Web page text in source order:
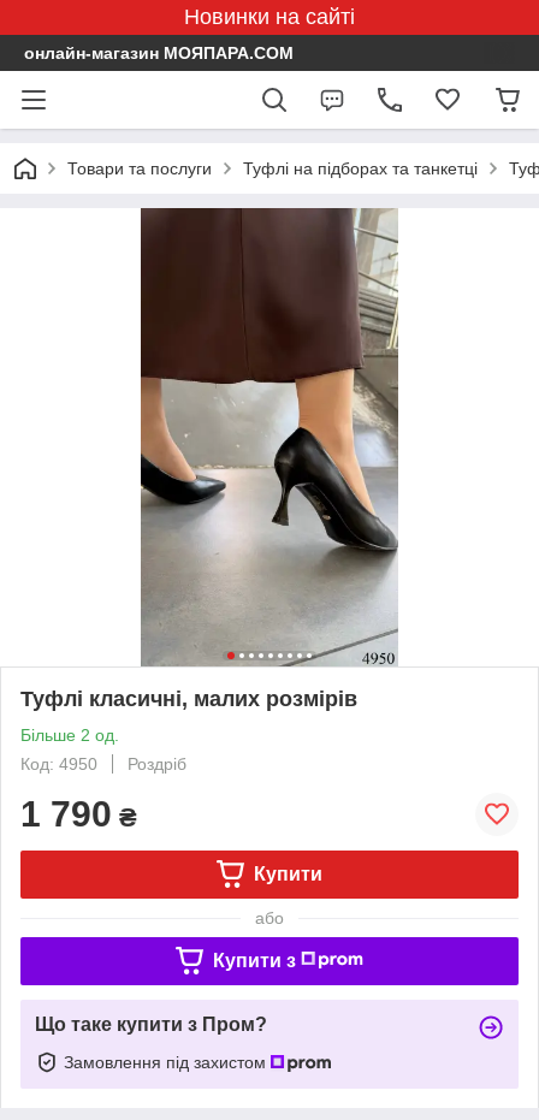
Новинки на сайті
онлайн-магазин МОЯПАРА.COM
Товари та послуги Туфлі на підборах та танкетці
Туфлі класичні, малих розмірів
Більше 2 од.
Код: 4950
Роздріб
1 790 ₴
Купити
або
Купити з
Що таке купити з Пром?
Замовлення під захистом